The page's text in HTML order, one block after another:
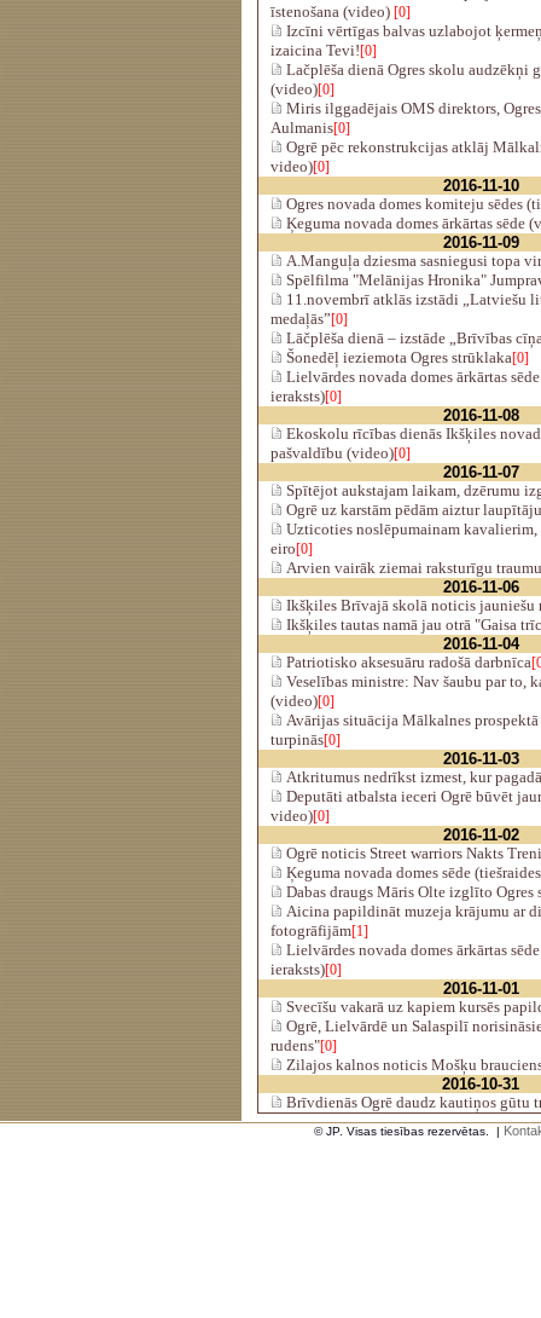
īstenošana (video) [0]
Izcīni vērtīgas balvas uzlabojot
izaicina Tevi![0]
Lačplēša dienā Ogres skolu audzēkņi
(video)[0]
Miris ilggadējais OMS direktors,
Aulmanis[0]
Ogrē pēc rekonstrukcijas atklāj
video)[0]
2016-11-10
Ogres novada domes komiteju sēdes
Ķeguma novada domes ārkārtas sēde
2016-11-09
A.Manguļa dziesma sasniegusi topa
Spēlfilma "Melānijas Hronika"
11.novembrī atklās izstādi „Latviešu
medaļās”[0]
Lāčplēša dienā – izstāde „Brīvības
Šonedēļ ieziemota Ogres strūklaka[0]
Lielvārdes novada domes ārkārtas
ieraksts)[0]
2016-11-08
Ekoskolu rīcības dienās Ikšķiles
pašvaldību (video)[0]
2016-11-07
Spītējot aukstajam laikam, dzērumu
Ogrē uz karstām pēdām aiztur laupītāju
Uzticoties noslēpumainam kavalierim,
eiro[0]
Arvien vairāk ziemai raksturīgu traumu
2016-11-06
Ikšķiles Brīvajā skolā noticis jauniešu
Ikšķiles tautas namā jau otrā "Gaisa
2016-11-04
Patriotisko aksesuāru radošā darbnīca
Veselības ministre: Nav šaubu par to,
(video)[0]
Avārijas situācija Mālkalnes
turpinās[0]
2016-11-03
Atkritumus nedrīkst izmest, kur
Deputāti atbalsta ieceri Ogrē būvēt
video)[0]
2016-11-02
Ogrē noticis Street warriors Nakts
Ķeguma novada domes sēde
Dabas draugs Māris Olte izglīto Ogres
Aicina papildināt muzeja krājumu ar
fotogrāfijām[1]
Lielvārdes novada domes ārkārtas
ieraksts)[0]
2016-11-01
Svecīšu vakarā uz kapiem kursēs
Ogrē, Lielvārdē un Salaspilī
rudens"[0]
Zilajos kalnos noticis Mošķu
2016-10-31
Brīvdienās Ogrē daudz kautiņos gūtu
© JP. Visas tiesības rezervētas. |